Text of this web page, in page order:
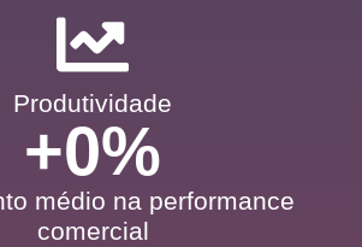
Produtividade
+0%
médio na performance
comercial